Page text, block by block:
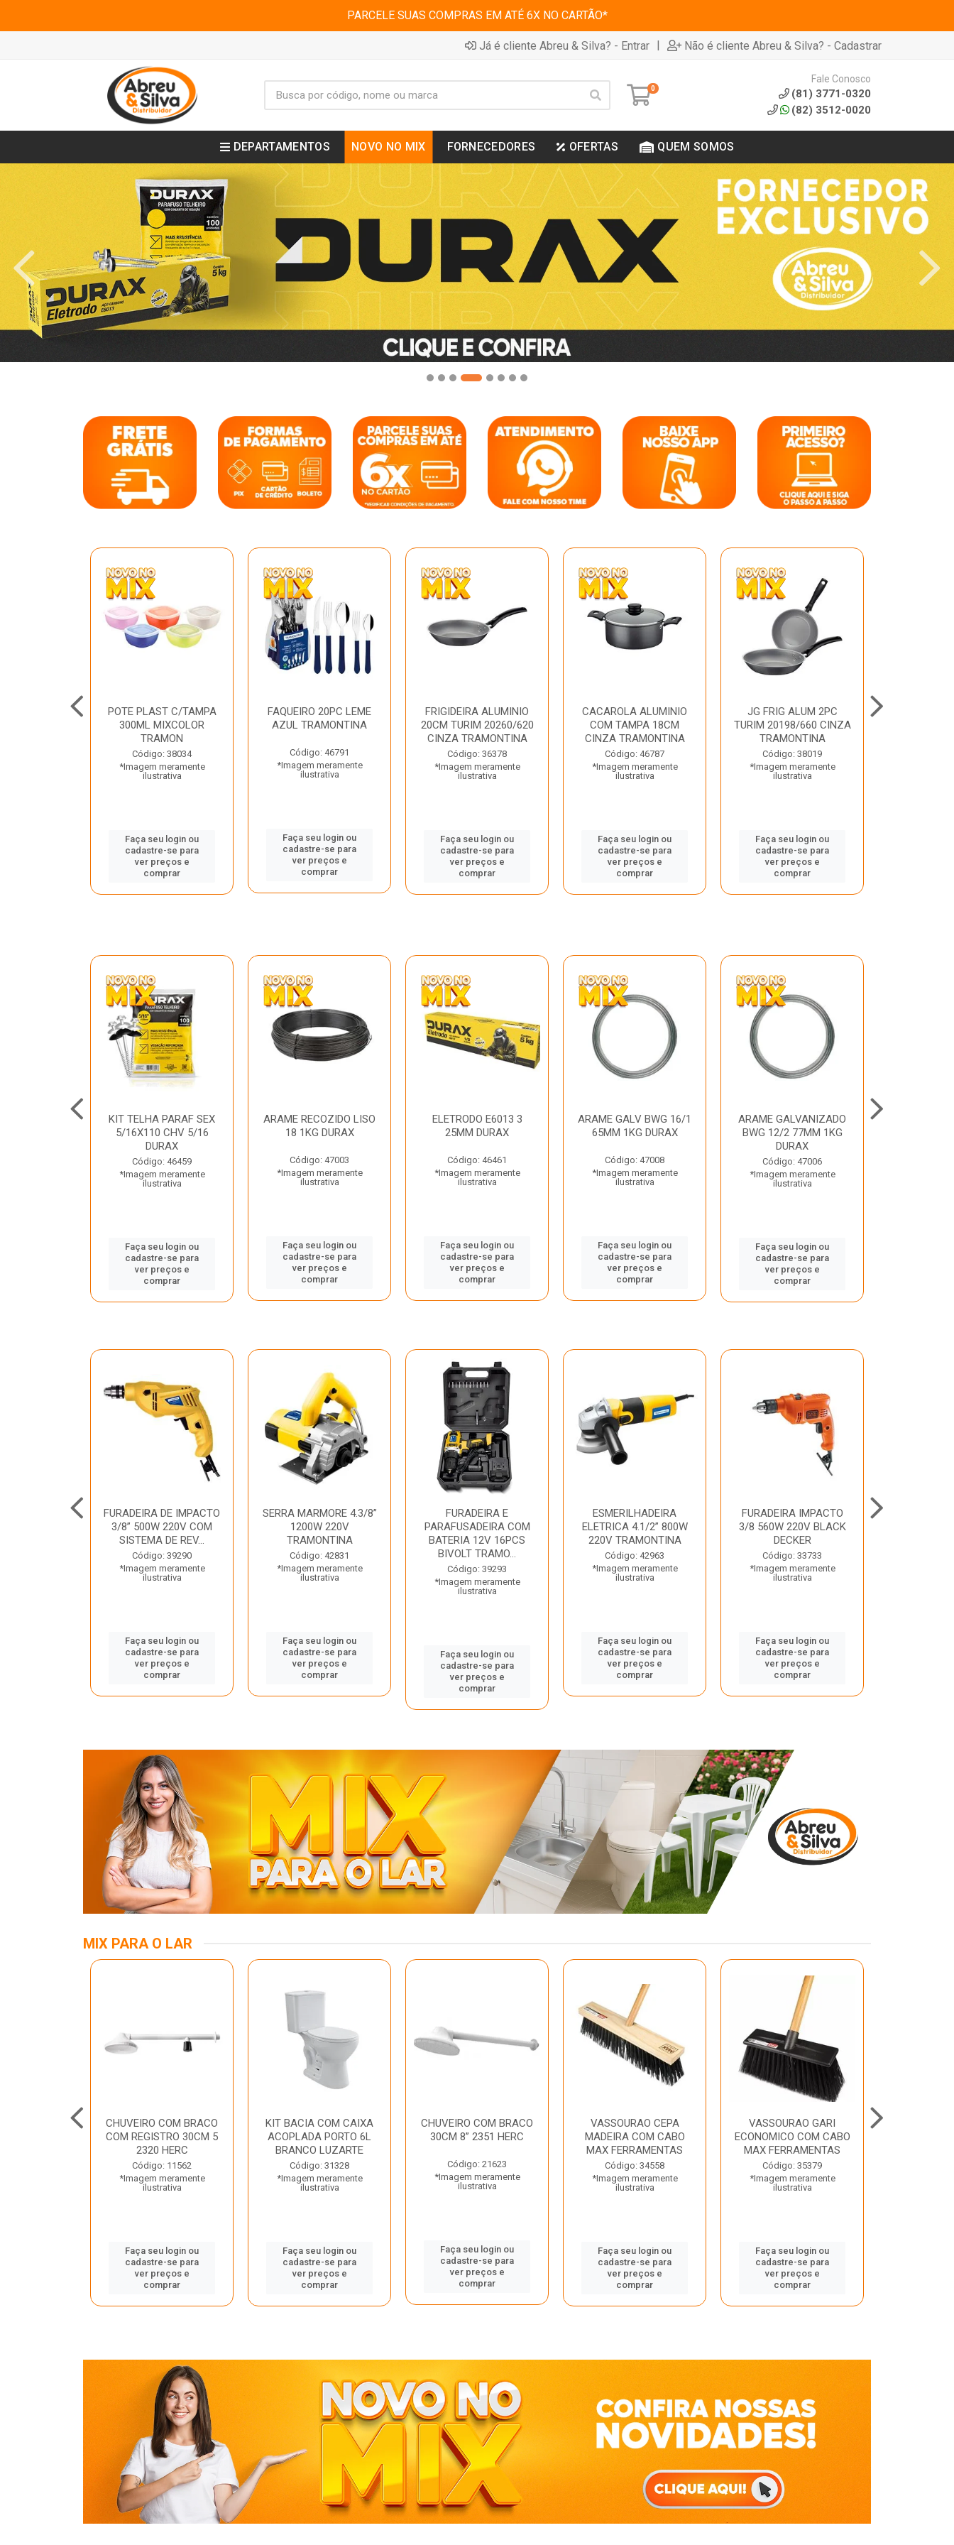
PARCELE SUAS COMPRAS EM ATÉ 6X NO CARTÃO*
Já é cliente Abreu & Silva? - Entrar | Não é cliente Abreu & Silva? - Cadastrar
0
Fale Conosco
(81) 3771-0320
(82) 3512-0020
DEPARTAMENTOS NOVO NO MIX FORNECEDORES OFERTAS QUEM SOMOS
POTE PLAST C/TAMPA
300ML MIXCOLOR
TRAMON
Código: 38034
*Imagem meramente
ilustrativa
Faça seu login ou
cadastre-se para
ver preços e
comprar
FAQUEIRO 20PC LEME
AZUL TRAMONTINA
Código: 46791
*Imagem meramente
ilustrativa
Faça seu login ou
cadastre-se para
ver preços e
comprar
FRIGIDEIRA ALUMINIO
20CM TURIM 20260/620
CINZA TRAMONTINA
Código: 36378
*Imagem meramente
ilustrativa
Faça seu login ou
cadastre-se para
ver preços e
comprar
CACAROLA ALUMINIO
COM TAMPA 18CM
CINZA TRAMONTINA
Código: 46787
*Imagem meramente
ilustrativa
Faça seu login ou
cadastre-se para
ver preços e
comprar
JG FRIG ALUM 2PC
TURIM 20198/660 CINZA
TRAMONTINA
Código: 38019
*Imagem meramente
ilustrativa
Faça seu login ou
cadastre-se para
ver preços e
comprar
KIT TELHA PARAF SEX
5/16X110 CHV 5/16
DURAX
Código: 46459
*Imagem meramente
ilustrativa
Faça seu login ou
cadastre-se para
ver preços e
comprar
ARAME RECOZIDO LISO
18 1KG DURAX
Código: 47003
*Imagem meramente
ilustrativa
Faça seu login ou
cadastre-se para
ver preços e
comprar
ELETRODO E6013 3
25MM DURAX
Código: 46461
*Imagem meramente
ilustrativa
Faça seu login ou
cadastre-se para
ver preços e
comprar
ARAME GALV BWG 16/1
65MM 1KG DURAX
Código: 47008
*Imagem meramente
ilustrativa
Faça seu login ou
cadastre-se para
ver preços e
comprar
ARAME GALVANIZADO
BWG 12/2 77MM 1KG
DURAX
Código: 47006
*Imagem meramente
ilustrativa
Faça seu login ou
cadastre-se para
ver preços e
comprar
FURADEIRA DE IMPACTO
3/8” 500W 220V COM
SISTEMA DE REV...
Código: 39290
*Imagem meramente
ilustrativa
Faça seu login ou
cadastre-se para
ver preços e
comprar
SERRA MARMORE 4.3/8”
1200W 220V
TRAMONTINA
Código: 42831
*Imagem meramente
ilustrativa
Faça seu login ou
cadastre-se para
ver preços e
comprar
FURADEIRA E
PARAFUSADEIRA COM
BATERIA 12V 16PCS
BIVOLT TRAMO...
Código: 39293
*Imagem meramente
ilustrativa
Faça seu login ou
cadastre-se para
ver preços e
comprar
ESMERILHADEIRA
ELETRICA 4.1/2” 800W
220V TRAMONTINA
Código: 42963
*Imagem meramente
ilustrativa
Faça seu login ou
cadastre-se para
ver preços e
comprar
FURADEIRA IMPACTO
3/8 560W 220V BLACK
DECKER
Código: 33733
*Imagem meramente
ilustrativa
Faça seu login ou
cadastre-se para
ver preços e
comprar
MIX PARA O LAR
CHUVEIRO COM BRACO
COM REGISTRO 30CM 5
2320 HERC
Código: 11562
*Imagem meramente
ilustrativa
Faça seu login ou
cadastre-se para
ver preços e
comprar
KIT BACIA COM CAIXA
ACOPLADA PORTO 6L
BRANCO LUZARTE
Código: 31328
*Imagem meramente
ilustrativa
Faça seu login ou
cadastre-se para
ver preços e
comprar
CHUVEIRO COM BRACO
30CM 8” 2351 HERC
Código: 21623
*Imagem meramente
ilustrativa
Faça seu login ou
cadastre-se para
ver preços e
comprar
VASSOURAO CEPA
MADEIRA COM CABO
MAX FERRAMENTAS
Código: 34558
*Imagem meramente
ilustrativa
Faça seu login ou
cadastre-se para
ver preços e
comprar
VASSOURAO GARI
ECONOMICO COM CABO
MAX FERRAMENTAS
Código: 35379
*Imagem meramente
ilustrativa
Faça seu login ou
cadastre-se para
ver preços e
comprar